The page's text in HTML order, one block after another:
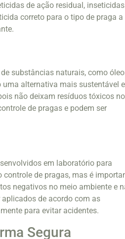
de ação residual, inseticidas
correto para o tipo de praga a
substâncias naturais, como
uma alternativa mais sustentável e
não deixam resíduos tóxicos no
de pragas e podem ser
em laboratório para
de pragas, mas é
negativos no meio ambiente e
de acordo com as
para evitar acidentes.
Segura